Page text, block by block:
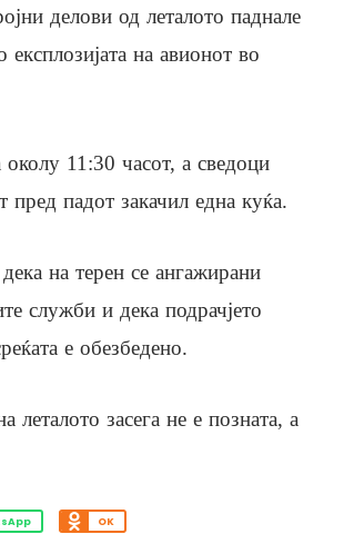
делови од леталото паднале
експлозијата на авионот во
околу 11:30 часот, а сведоци
пред падот закачил една куќа.
на терен се ангажирани
служби и дека подрачјето
е обезбедено.
леталото засега не е позната, а
OK